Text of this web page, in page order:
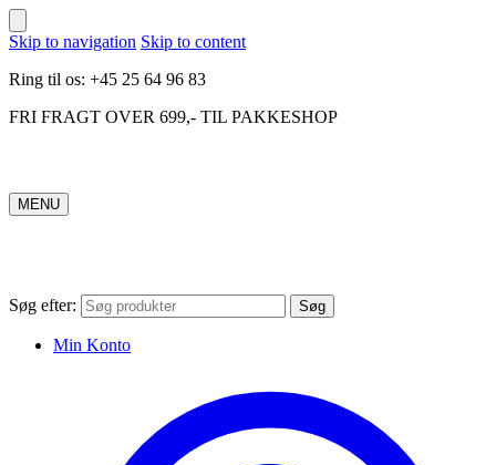
Skip to navigation Skip to content
Ring til os: +45 25 64 96 83
FRI FRAGT OVER 699,- TIL PAKKESHOP
MENU
Søg efter: Søg
Min Konto